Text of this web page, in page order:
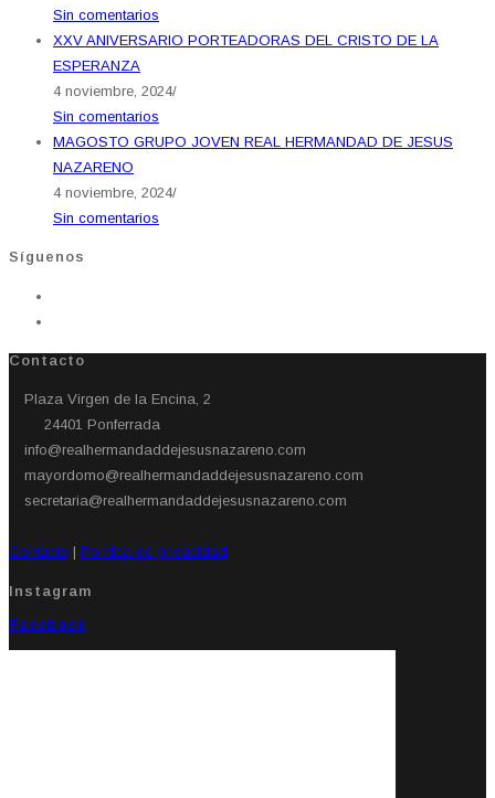
Sin comentarios
XXV ANIVERSARIO PORTEADORAS DEL CRISTO DE LA
ESPERANZA
4 noviembre, 2024/
Sin comentarios
MAGOSTO GRUPO JOVEN REAL HERMANDAD DE JESUS
NAZARENO
4 noviembre, 2024/
Sin comentarios
Síguenos
Contacto
Plaza Virgen de la Encina, 2
24401 Ponferrada​
info@realhermandaddejesusnazareno.com
mayordomo@realhermandaddejesusnazareno.com
secretaria@realhermandaddejesusnazareno.com
Contacto | Política de privacidad
Instagram
Facebook